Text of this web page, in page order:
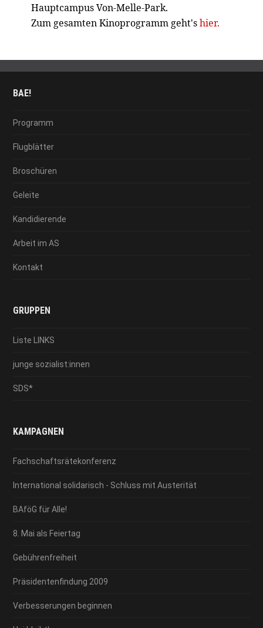
Hauptcampus Von-Melle-Park.
Zum gesamten Kinoprogramm geht'shier.
BAE!
Programm
Flugblätter
Broschüren
Geleite
Kandidierende
Arbeit im AS
Kontakt
GRUPPEN
Liste LINKS
junge sozialist:innen
SDS*
KAMPAGNEN
Fachschaftsrätekonferenz
International solidarisch - Schluss mit Austerität
BAföG für Alle!
8. Mai als Feiertag
Gebührenfreiheit
Präsidentenfindung 2009
Verbesserungen beginnen